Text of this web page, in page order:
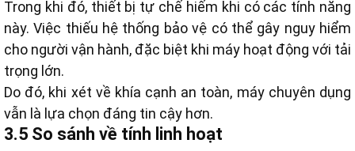
Trong khi đó, thiết bị tự chế hiếm khi có các tính năng
này. Việc thiếu hệ thống bảo vệ có thể gây nguy hiểm
cho người vận hành, đặc biệt khi máy hoạt động với tải
trọng lớn.
Do đó, khi xét về khía cạnh an toàn, máy chuyên dụng
vẫn là lựa chọn đáng tin cậy hơn.
3.5 So sánh về tính linh hoạt